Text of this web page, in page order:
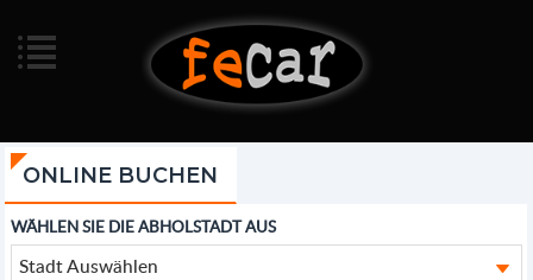
ONLINE BUCHEN
WÄHLEN SIE DIE ABHOLSTADT AUS
Stadt Auswählen